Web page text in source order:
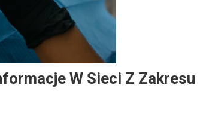
W Sieci Z Zakresu